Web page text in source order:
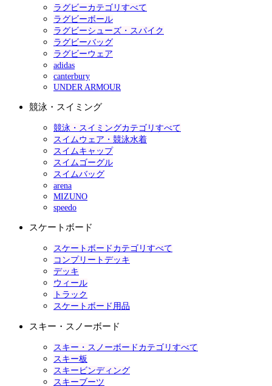
ラグビーカテゴリすべて
ラグビーボール
ラグビーシューズ・スパイク
ラグビーバッグ
ラグビーウェア
adidas
canterbury
UNDER ARMOUR
競泳・スイミング
競泳・スイミングカテゴリすべて
スイムウェア・競泳水着
スイムキャップ
スイムゴーグル
スイムバッグ
arena
MIZUNO
speedo
スケートボード
スケートボードカテゴリすべて
コンプリートデッキ
デッキ
ウィール
トラック
スケートボード用品
スキー・スノーボード
スキー・スノーボードカテゴリすべて
スキー板
スキービンディング
スキーブーツ